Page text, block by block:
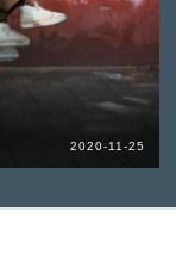
2020-11-25